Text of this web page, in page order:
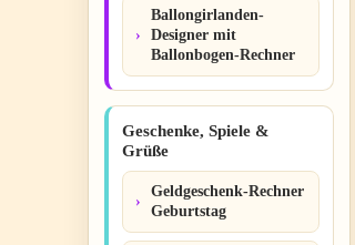
Ballongirlanden-
Designer mit
Ballonbogen-Rechner
Geschenke, Spiele &
Grüße
Geldgeschenk-Rechner
Geburtstag